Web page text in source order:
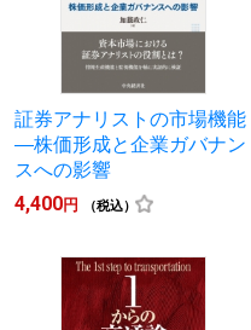
証券アナリストの市場機能
―株価形成と企業ガバナン
スへの影響
4,400円 （税込）